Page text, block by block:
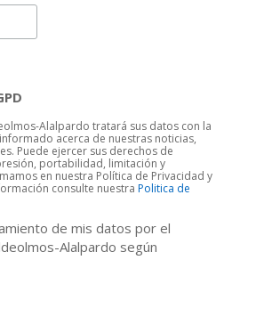
Alalpardo tratará sus datos con la
acerca de nuestras noticias,
Puede ejercer sus derechos de
portabilidad, limitación y
en nuestra Política de Privacidad y
consulte nuestraPolitica de
de mis datos por el
Alalpardo según